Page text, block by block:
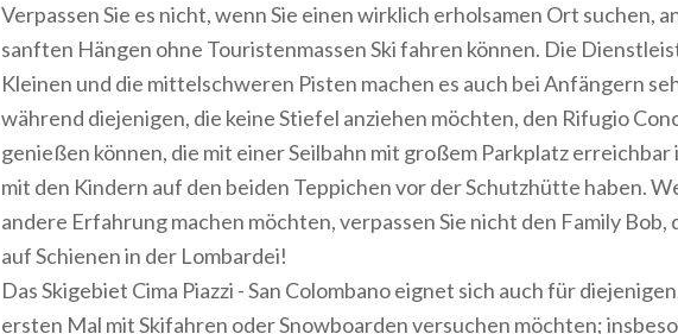
Verpassen Sie es nicht, wenn Sie einen wirklich erholsamen Ort suchen,
sanften Hängen ohne Touristenmassen Ski fahren können. Die
Kleinen und die mittelschweren Pisten machen es auch bei Anfängern
während diejenigen, die keine Stiefel anziehen möchten, den Rifugio
genießen können, die mit einer Seilbahn mit großem Parkplatz erreichbar
mit den Kindern auf den beiden Teppichen vor der Schutzhütte haben.
andere Erfahrung machen möchten, verpassen Sie nicht den Family Bob,
auf Schienen in der Lombardei!
Das Skigebiet Cima Piazzi - San Colombano eignet sich auch für
ersten Mal mit Skifahren oder Snowboarden versuchen möchten;